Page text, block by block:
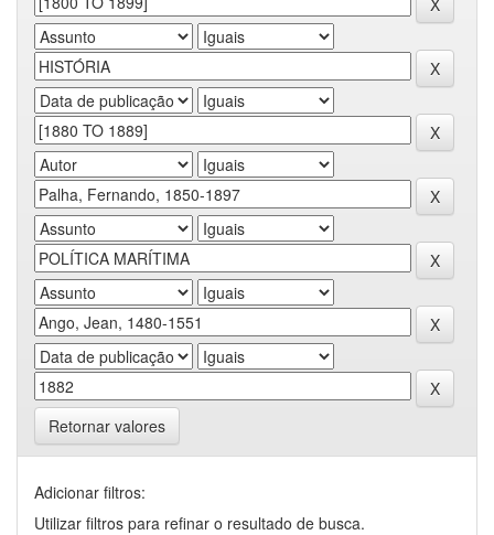
Retornar valores
Adicionar filtros:
Utilizar filtros para refinar o resultado de busca.